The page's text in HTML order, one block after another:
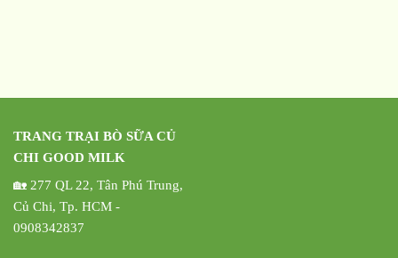
TRANG TRẠI BÒ SỮA CỦ
CHI GOOD MILK
🏡 277 QL 22, Tân Phú Trung,
Củ Chi, Tp. HCM -
0908342837